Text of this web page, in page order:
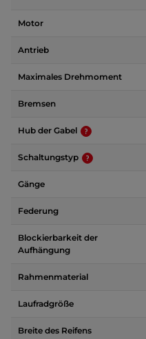
Motor
Antrieb
Maximales Drehmoment
Bremsen
Hub der Gabel
Schaltungstyp
Gänge
Federung
Blockierbarkeit der
Aufhängung
Rahmenmaterial
Laufradgröße
Breite des Reifens